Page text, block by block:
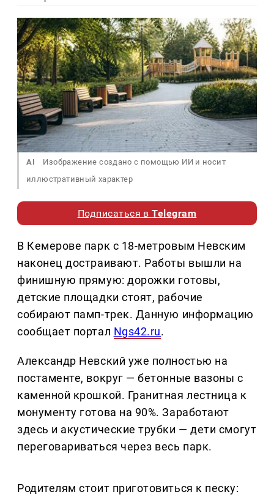
AI
Изображение создано с помощью ИИ и носит
иллюстративный характер
Подписаться вTelegram
В Кемерове парк с 18-метровым Невским
наконец достраивают. Работы вышли на
финишную прямую: дорожки готовы,
детские площадки стоят, рабочие
собирают памп-трек. Данную информацию
сообщает портал Ngs42.ru.
Александр Невский уже полностью на
постаменте, вокруг — бетонные вазоны с
каменной крошкой. Гранитная лестница к
монументу готова на 90%. Заработают
здесь и акустические трубки — дети смогут
переговариваться через весь парк.
Родителям стоит приготовиться к песку: